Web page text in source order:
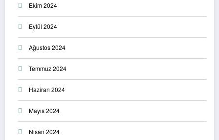
Ekim 2024
Eylül 2024
Ağustos 2024
Temmuz 2024
Haziran 2024
Mayıs 2024
Nisan 2024